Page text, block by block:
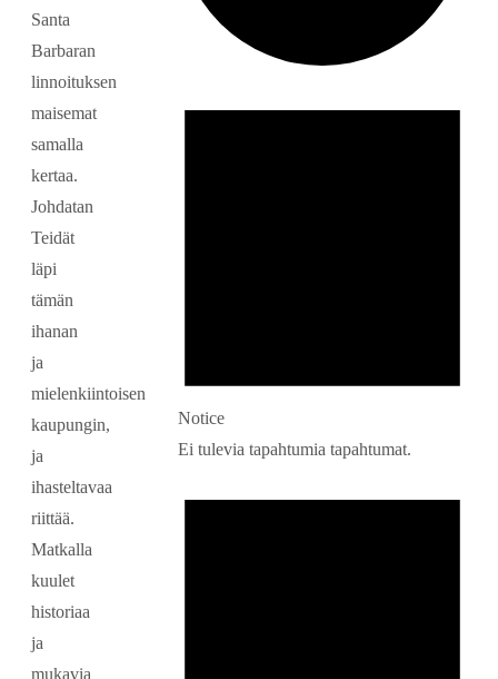
Santa
Barbaran
linnoituksen
maisemat
samalla
kertaa.
Johdatan
Teidät
läpi
tämän
ihanan
ja
mielenkiintoisen
kaupungin,
ja
ihasteltavaa
riittää.
Matkalla
kuulet
historiaa
ja
mukavia
Notice
Ei tulevia tapahtumia tapahtumat.